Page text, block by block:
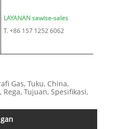
LAYANAN sawise-sales
T. +86 157 1252 6062
Gas, Tuku, China,
Tujuan, Spesifikasi,